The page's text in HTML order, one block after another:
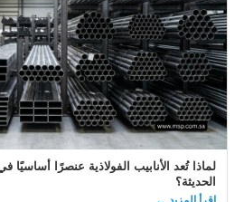
لماذا تُعد الأنابيب الفولاذية عنصرًا أساسيًا في
الحديثة؟